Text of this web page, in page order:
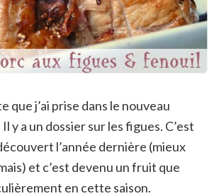
que j’ai prise dans le nouveau
y a un dossier sur les figues. C’est
l’année dernière (mieux
et c’est devenu un fruit que
en cette saison.